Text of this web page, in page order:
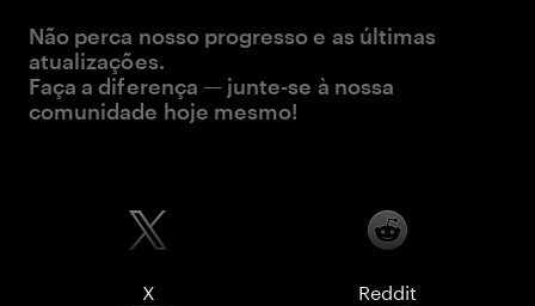
Não perca nosso progresso e as últimas
atualizações.
Faça a diferença — junte-se à nossa
comunidade hoje mesmo!
X Reddit